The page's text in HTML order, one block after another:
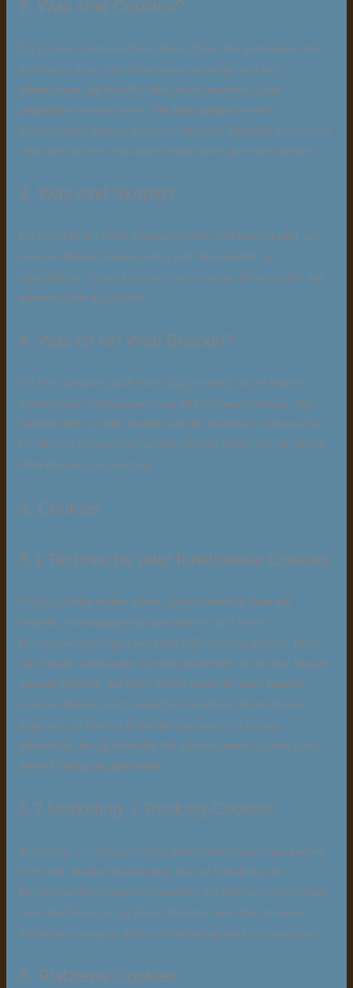
2. Was sind Cookies?
Ein Cookie ist eine einfache kleine Datei, die gemeinsam mit
den Seiten einer Internetadresse versendet und vom
Webbrowser auf dem PC oder einem anderen Gerät
gespeichert werden kann. Die darin gespeicherten
Informationen können während folgender Besuche zu unseren
oder den Servern relevanter Drittanbieter gesendet werden.
3. Was sind Skripte?
Ein Script ist ein Stück Programmcode, das benutzt wird, um
unserer Website Funktionalität und Interaktivität zu
ermöglichen. Dieser Code wird auf unseren Servern oder auf
deinem Gerät ausgeführt.
4. Was ist ein Web Beacon?
Ein Web-Beacon (auch Pixel-Tag genannt), ist ein kleines
unsichtbares Textfragment oder Bild auf einer Website, das
benutzt wird, um den Verkehr auf der Website zu überwachen.
Um dies zu ermöglichen werden diverse Daten von dir mittels
Web-Beacons gespeichert.
5. Cookies
5.1 Technische oder funktionelle Cookies
Einige Cookies stellen sicher, dass bestimmte Teile der
Website ordnungsgemäß funktionieren und deine
Benutzereinstellungen weiterhin in Erinnerung bleiben. Durch
das Setzen funktionaler Cookies erleichtern wir dir den Besuch
unserer Website. Auf diese Weise musst du beim Besuch
unserer Website nicht wiederholt dieselben Informationen
eingeben, so bleiben Artikel beispielsweise in deinem
Warenkorb, bis du bezahlst. Wir können diese Cookies ohne
deine Einwilligung platzieren.
5.2 Marketing- / Tracking-Cookies
Marketing- / Tracking-Cookies sind Cookies oder eine andere
Form der lokalen Speicherung, die zur Erstellung von
Benutzerprofilen verwendet werden, um Werbung anzuzeigen
oder den Benutzer auf dieser Website oder über mehrere
Websites hinweg für ähnliche Marketingzwecke zu verfolgen.
6. Platzierte Cookies